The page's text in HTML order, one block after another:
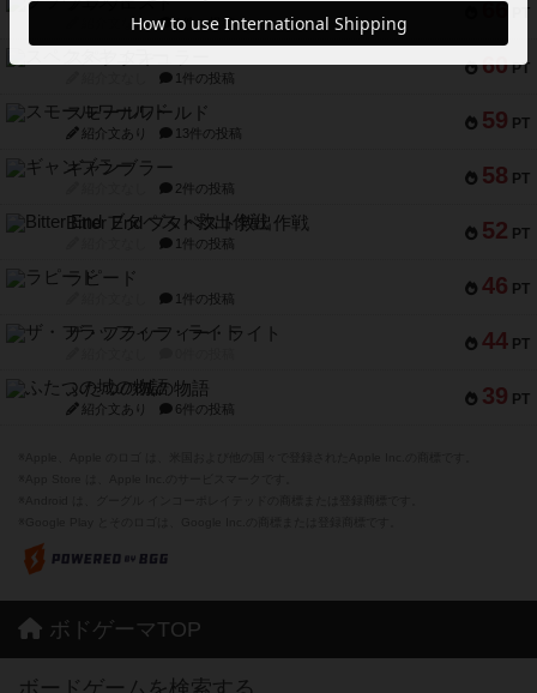
66 PT
紹介文なし 1件の投稿
60 PT
1件の投稿
59 PT
スモールワールド
紹介文あり 13件の投稿
58 PT
ギャンブラー
2件の投稿
52 PT
Bitter End ブタペスト救出作戦
1件の投稿
46 PT
ラピード
1件の投稿
44 PT
ザ・フラッフィー・ライト
39 PT
ふたつの城の物語
紹介文あり 6件の投稿
ボドゲーマTOP